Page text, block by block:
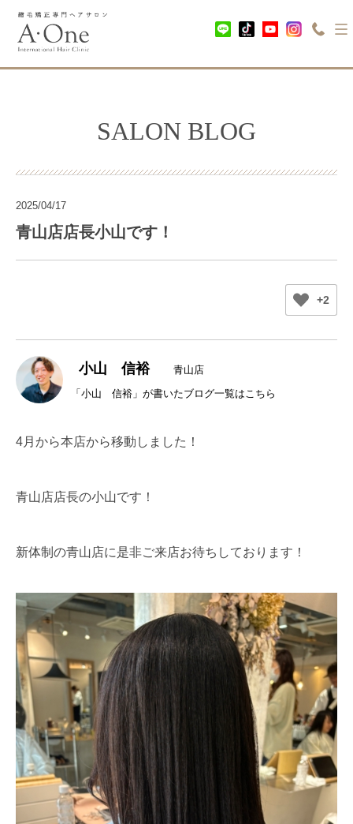
SALON BLOG
2025/04/17
青山店店長小山です！
+2
小山 信裕
青山店
「小山 信裕」が書いたブログ一覧はこちら
4月から本店から移動しました！
青山店店長の小山です！
新体制の青山店に是非ご来店お待ちしております！